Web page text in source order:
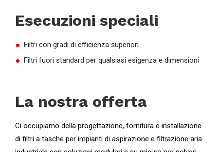
Esecuzioni speciali
Filtri con gradi di efficienza superiori
Filtri fuori standard per qualsiasi esigenza e dimensioni
La nostra offerta
Ci occupiamo della progettazione, fornitura e installazione
di filtri a tasche per impianti di aspirazione e filtrazione aria